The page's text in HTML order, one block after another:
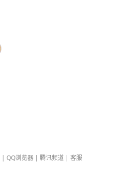
| QQ浏览器 | 腾讯频道 | 客服